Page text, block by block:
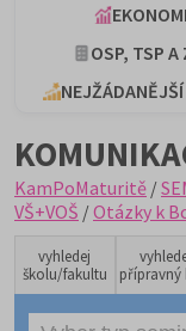
OSP, TSP A
KamPoMaturitě /
VŠ+VOŠ /Otázky k
vyhledej
školu/fakultu
přípravný